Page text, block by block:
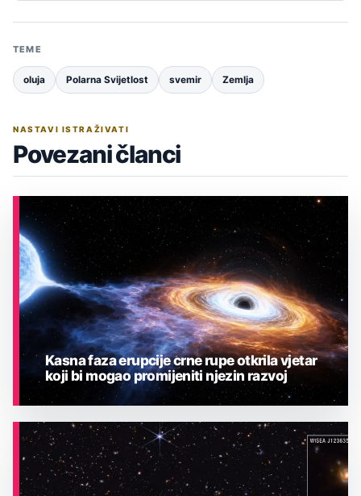
TEME
oluja Polarna Svijetlost svemir Zemlja
NASTAVI ISTRAŽIVATI
Povezani članci
ASTRONOMIJA
Kasna faza erupcije crne rupe otkrila vjetar
koji bi mogao promijeniti njezin razvoj